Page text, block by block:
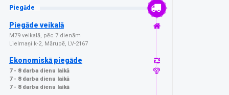
Piegāde
Piegāde veikalā
M79 veikalā, pēc 7 dienām
Lielmaņi k-2, Mārupē, LV-2167
Ekonomiskā piegāde
7 - 8 darba dienu laikā
7 - 8 darba dienu laikā
7 - 8 darba dienu laikā